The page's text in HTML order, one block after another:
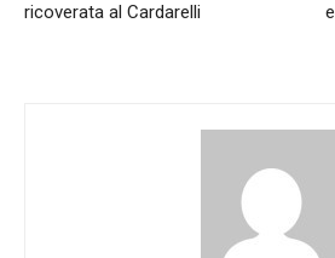
ricoverata al Cardarelli